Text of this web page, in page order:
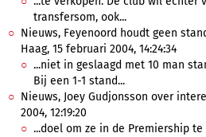
transfersom, ook...
Nieuws, Feyenoord houdt geen
Haag, 15 februari 2004, 14:24:34
...niet in geslaagd met 10 man
Bij een 1-1 stand...
Nieuws, Joey Gudjonsson over
2004, 12:19:20
...doel om ze in de Premiership te